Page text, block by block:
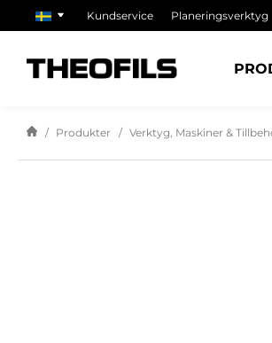
Kundservice Planeringsverktyg
Produkter Verktyg, Maskiner &